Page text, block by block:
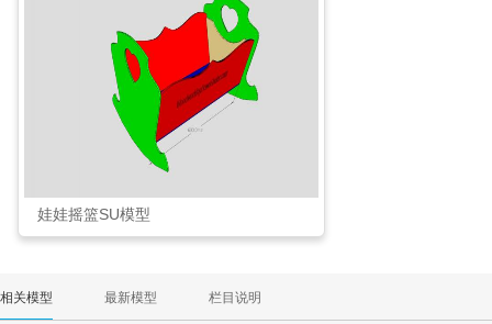
娃娃摇篮SU模型
相关模型 最新模型 栏目说明